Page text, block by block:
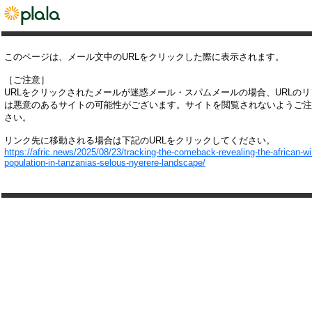
このページは、メール文中のURLをクリックした際に表示されます。
［ご注意］
URLをクリックされたメールが迷惑メール・スパムメールの場合、URLの
は悪意のあるサイトの可能性がございます。サイトを閲覧されないようご
さい。
リンク先に移動される場合は下記のURLをクリックしてください。
https://afric.news/2025/08/23/tracking-the-comeback-revealing-the-african-
population-in-tanzanias-selous-nyerere-landscape/